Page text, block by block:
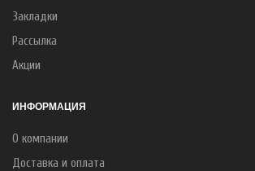
Закладки
Рассылка
Акции
ИНФОРМАЦИЯ
О компании
Доставка и оплата